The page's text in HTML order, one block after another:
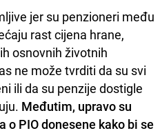
jer su penzioneri među
rast cijena hrane,
osnovnih životnih
ne može tvrditi da su svi
ili da su penzije dostigle
Međutim, upravo su
PIO donesene kako bi se